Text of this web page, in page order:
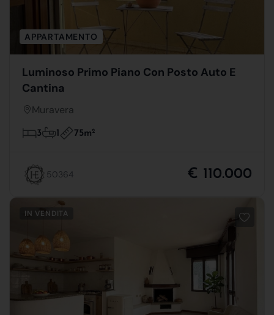
APPARTAMENTO
Luminoso Primo Piano Con Posto Auto E
Cantina
Muravera
3 1 75m2
50364 € 110.000
IN VENDITA